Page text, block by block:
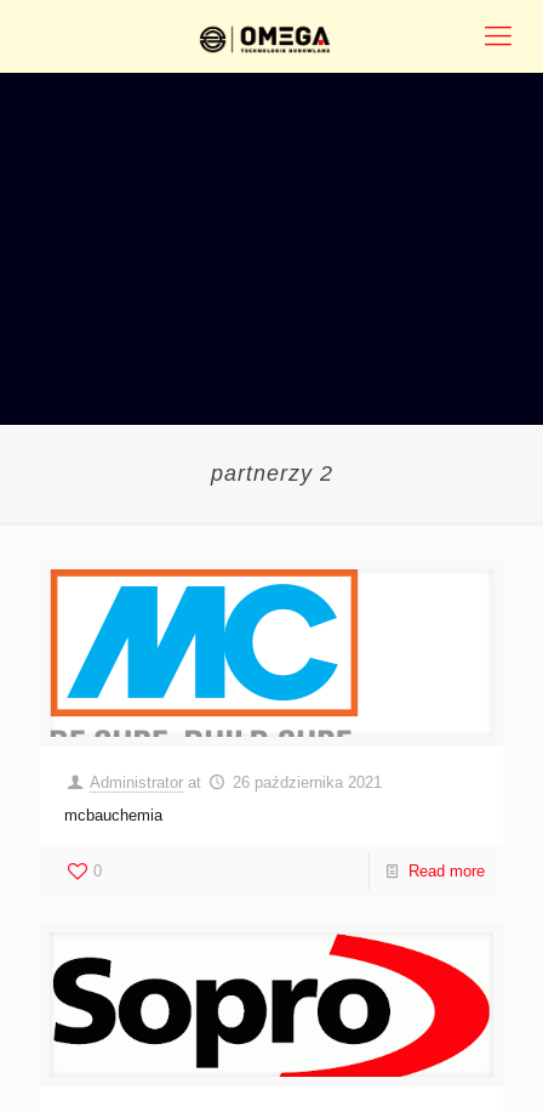
partnerzy 2
Administrator at
26 października 2021
mcbauchemia
0 Read more